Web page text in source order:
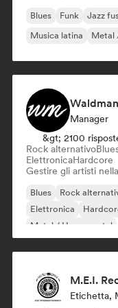
Blues Funk Jazz
Musica latina
Metal
Manager
&gt; 2100
Rock alternativo
ElettronicaHardcore
Gestire gli artisti
Blues Rock
Elettronica
Metal / Heavy metal
M.E.I.
Etichetta,